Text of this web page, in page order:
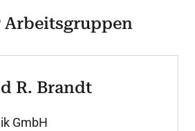
Arbeitsgruppen
R. Brandt
GmbH